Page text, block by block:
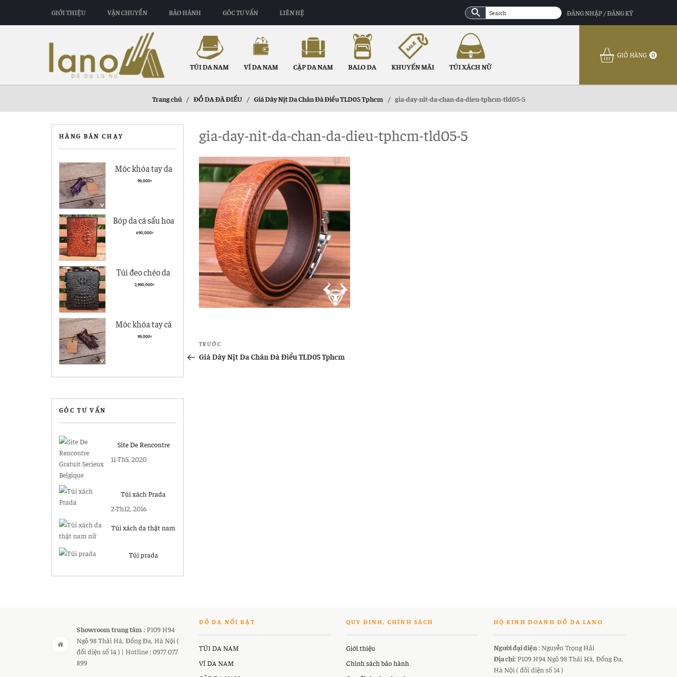
GIỚI THIỆU VẬN CHUYỂN BẢO HÀNH GÓC TƯ VẤN LIÊN HỆ ĐĂNG NHẬP / ĐĂNG KÝ
TÚI DA NAM VÍ DA NAM CẶP DA NAM BALO DA KHUYẾN MÃI TÚI XÁCH NỮ
GIỎ HÀNG 0
Trang chủ / ĐỒ DA ĐÀ ĐIỂU / Giá Dây Nịt Da Chân Đà Điểu TLD05 Tphcm / gia-day-nit-da-chan-da-dieu-tphcm-tld05-5
gia-day-nit-da-chan-da-dieu-tphcm-tld05-5
Điều
hướng
Bài
cũ
TRƯỚC
Giá Dây Nịt Da Chân Đà Điểu TLD05 Tphcm
HÀNG BÁN CHẠY
Móc khóa tay da
cá sấu giá rẻ MK01
99,000₫
Bóp da cá sấu hoa
cà giá rẻ BCS05
690,000₫
Túi đeo chéo da
nam Vân Cá Sấu
2,990,000₫
Móc khóa tay cá
sấu Hà Nội giá rẻ
99,000₫
GÓC TƯ VẤN
Site De Rencontre
Gratuit Serieux
11-Th5, 2020
Túi xách Prada
2-Th12, 2016
Túi xách da thật nam
Túi prada
Showroom trung tâm : P109 H94
Ngõ 98 Thái Hà, Đống Đa, Hà Nội (
đối diện số 14 ) | Hotline : 0977 077
899
ĐỒ DA NỔI BẬT
TÚI DA NAM
VÍ DA NAM
QUY ĐINH, CHÍNH SÁCH
Giới thiệu
Chính sách bảo hành
HỘ KINH DOANH ĐỒ DA LANO
Người đại diện: Nguyễn Trọng Hải
Địa chỉ: P109 H94 Ngõ 98 Thái Hà, Đống Đa,
Hà Nội ( đối diện số 14 )